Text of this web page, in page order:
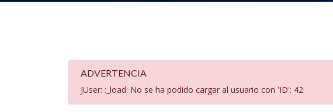
ADVERTENCIA
JUser: :_load: No se ha podido cargar al usuario con 'ID': 42